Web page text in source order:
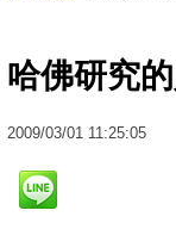
哈佛研究
2009/03/01 11:25:05